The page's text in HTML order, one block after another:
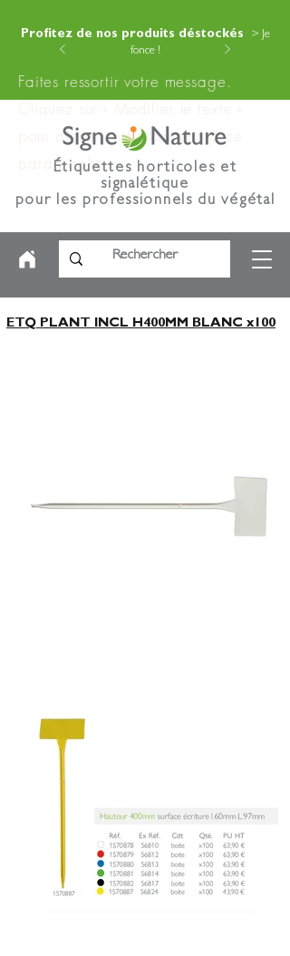
Profitez de nos produits déstockés
> Je
fonce !
Faites ressortir votre message.
Cliquez sur « Modifier le texte »
pour ajouter votre contenu à ce
paragraphe.
Étiquettes horticoles et
signalétique
pour les professionnels du végétal
ETQ PLANT INCL H400MM BLANC x100